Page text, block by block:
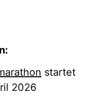
startet
2026